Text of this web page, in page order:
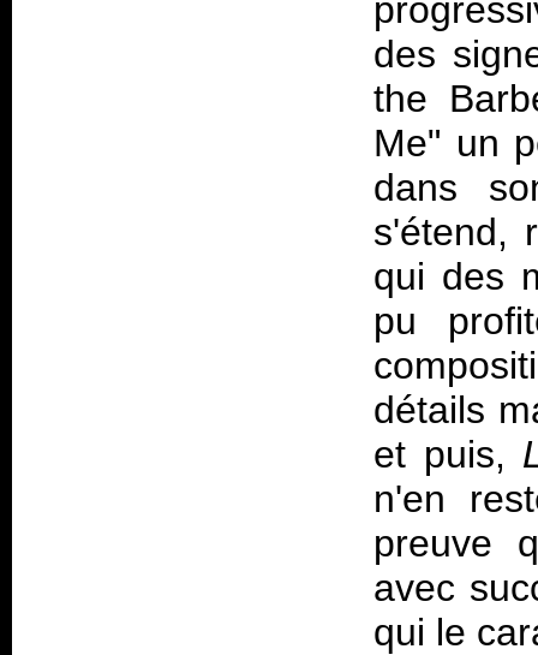
des
the
Me" un
dans
s'étend,
qui des
pu
détails
et puis,
n'en
preuve
avec
qui le